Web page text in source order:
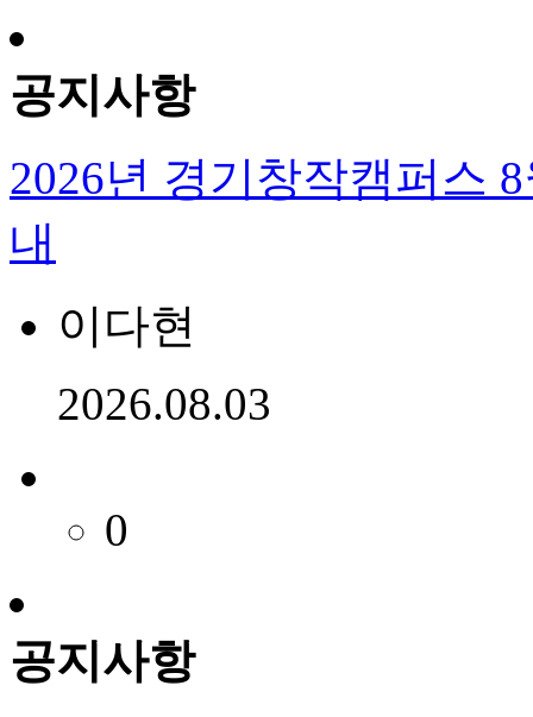
공지사항
2026년 경기창작캠퍼스
내
이다현
2026.08.03
0
공지사항